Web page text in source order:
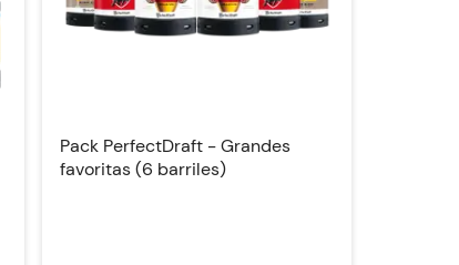
Pack PerfectDraft - Grandes
favoritas (6 barriles)